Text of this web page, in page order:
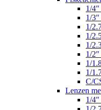
1/
1/
1/
1/
1/
1/
1/
1/
C/
Lenzen
1/